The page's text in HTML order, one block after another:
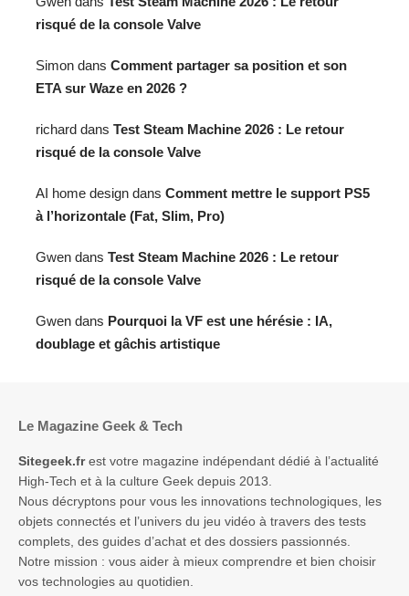
risqué de la console Valve
Simon dans Comment partager sa position et son
ETA sur Waze en 2026 ?
richard dans Test Steam Machine 2026 : Le retour
risqué de la console Valve
AI home design dans Comment mettre le support PS5
à l’horizontale (Fat, Slim, Pro)
Gwen dans Test Steam Machine 2026 : Le retour
risqué de la console Valve
Gwen dans Pourquoi la VF est une hérésie : IA,
doublage et gâchis artistique
Le Magazine Geek & Tech
Sitegeek.frest votre magazine indépendant dédié à l’actualité
High-Tech et à la culture Geek depuis 2013.
Nous décryptons pour vous les innovations technologiques, les
objets connectés et l’univers du jeu vidéo à travers des tests
complets, des guides d’achat et des dossiers passionnés.
Notre mission : vous aider à mieux comprendre et bien choisir
vos technologies au quotidien.